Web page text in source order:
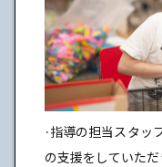
・指導の担当スタッ
の支援をしていただ